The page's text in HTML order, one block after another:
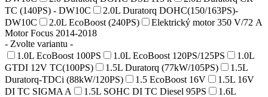
TC (140PS) - DW10C
2.0L Duratorq DOHC(150/163PS)-
DW10C
2.0L EcoBoost (240PS)
Elektrický motor 350 V/72 A
Motor Focus 2014-2018
- Zvolte variantu -
1.0L EcoBoost 100PS
1.0L EcoBoost 120PS/125PS
1.0L
GTDI 12V TC(100PS)
1.5L Duratorq (77kW/105PS)
1.5L
Duratorq-TDCi (88kW/120PS)
1.5 EcoBoost 16V
1.5L 16V
DI TC SIGMA A
1.5L SOHC DI TC Diesel 95PS
1.6L